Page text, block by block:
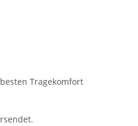
Tragekomfort